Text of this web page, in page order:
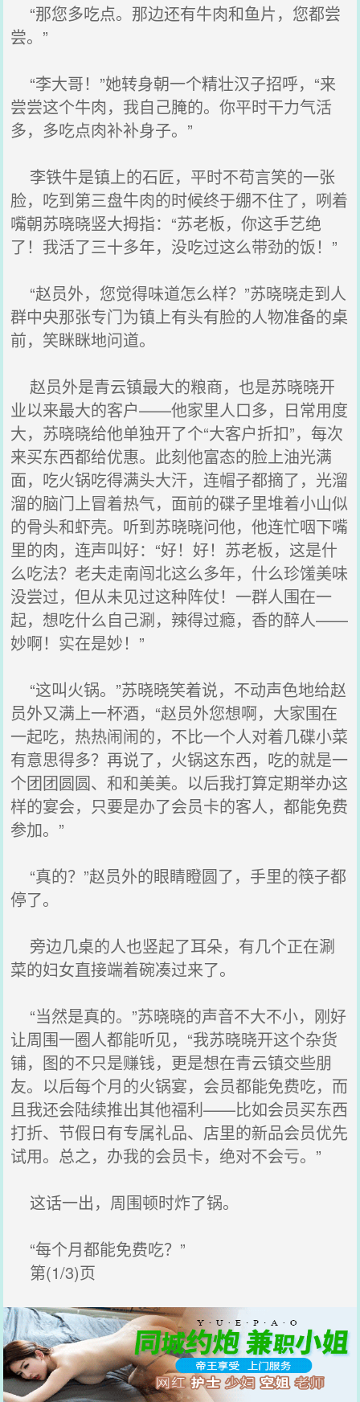
“那您多吃点。那边还有牛肉和鱼片，您都尝
尝。”
“李大哥！”她转身朝一个精壮汉子招呼，“来
尝尝这个牛肉，我自己腌的。你平时干力气活
多，多吃点肉补补身子。”
李铁牛是镇上的石匠，平时不苟言笑的一张
脸，吃到第三盘牛肉的时候终于绷不住了，咧着
嘴朝苏晓晓竖大拇指：“苏老板，你这手艺绝
了！我活了三十多年，没吃过这么带劲的饭！”
“赵员外，您觉得味道怎么样？”苏晓晓走到人
群中央那张专门为镇上有头有脸的人物准备的桌
前，笑眯眯地问道。
赵员外是青云镇最大的粮商，也是苏晓晓开
业以来最大的客户——他家里人口多，日常用度
大，苏晓晓给他单独开了个“大客户折扣”，每次
来买东西都给优惠。此刻他富态的脸上油光满
面，吃火锅吃得满头大汗，连帽子都摘了，光溜
溜的脑门上冒着热气，面前的碟子里堆着小山似
的骨头和虾壳。听到苏晓晓问他，他连忙咽下嘴
里的肉，连声叫好：“好！好！苏老板，这是什
么吃法？老夫走南闯北这么多年，什么珍馐美味
没尝过，但从未见过这种阵仗！一群人围在一
起，想吃什么自己涮，辣得过瘾，香的醉人——
妙啊！实在是妙！”
“这叫火锅。”苏晓晓笑着说，不动声色地给赵
员外又满上一杯酒，“赵员外您想啊，大家围在
一起吃，热热闹闹的，不比一个人对着几碟小菜
有意思得多？再说了，火锅这东西，吃的就是一
个团团圆圆、和和美美。以后我打算定期举办这
样的宴会，只要是办了会员卡的客人，都能免费
参加。”
“真的？”赵员外的眼睛瞪圆了，手里的筷子都
停了。
旁边几桌的人也竖起了耳朵，有几个正在涮
菜的妇女直接端着碗凑过来了。
“当然是真的。”苏晓晓的声音不大不小，刚好
让周围一圈人都能听见，“我苏晓晓开这个杂货
铺，图的不只是赚钱，更是想在青云镇交些朋
友。以后每个月的火锅宴，会员都能免费吃，而
且我还会陆续推出其他福利——比如会员买东西
打折、节假日有专属礼品、店里的新品会员优先
试用。总之，办我的会员卡，绝对不会亏。”
这话一出，周围顿时炸了锅。
“每个月都能免费吃？”
第(1/3)页